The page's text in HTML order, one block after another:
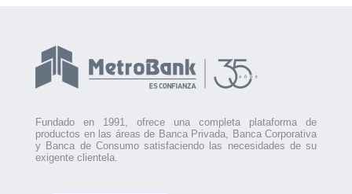
Fundado en 1991, ofrece una completa plataforma de
productos en las áreas de Banca Privada, Banca Corporativa
y Banca de Consumo satisfaciendo las necesidades de su
exigente clientela.